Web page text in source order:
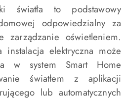
światła to podstawowy
odpowiedzialny za
zarządzanie oświetleniem.
elektryczna może
w system Smart Home
światłem z aplikacji
lub automatycznych